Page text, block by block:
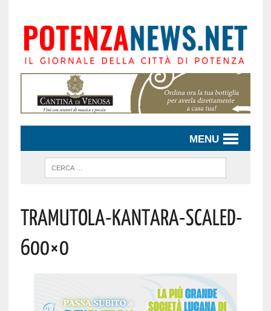
MENU
Tramutola-Kantara-Scaled-
600×0